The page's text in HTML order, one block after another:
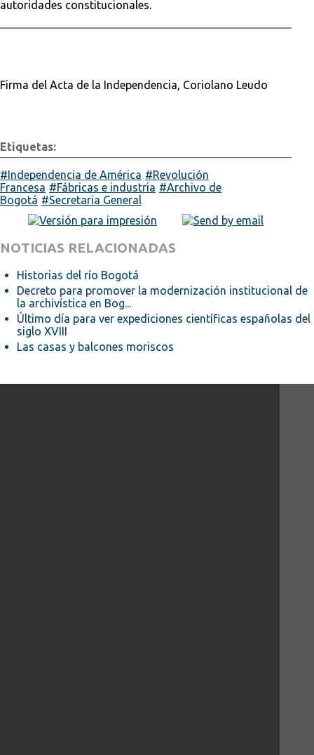
autoridades constitucionales.
Firma del Acta de la Independencia, Coriolano Leudo
Etiquetas:
Independencia de América
Revolución
Francesa
Fábricas e industria
Archivo de
Bogotá
Secretaria General
NOTICIAS RELACIONADAS
Historias del río Bogotá
Decreto para promover la modernización institucional de
la archivística en Bog...
Último día para ver expediciones científicas españolas del
siglo XVIII
Las casas y balcones moriscos